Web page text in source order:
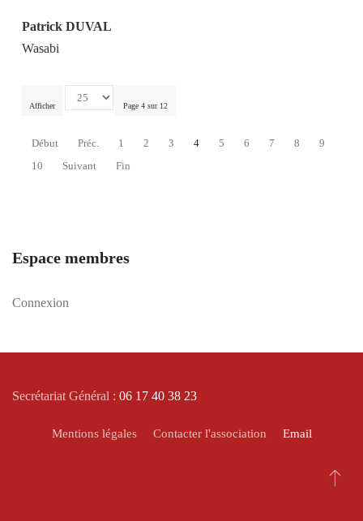
Afficher Page 4 sur 12
Début Préc. 1 2 3 4 5 6 7 8
9
10
Suivant Fin
Patrick DUVAL
Wasabi
Espace membres
Connexion
Secrétariat Général : 06 17 40 38 23
Mentions légales Contacter l'association Email